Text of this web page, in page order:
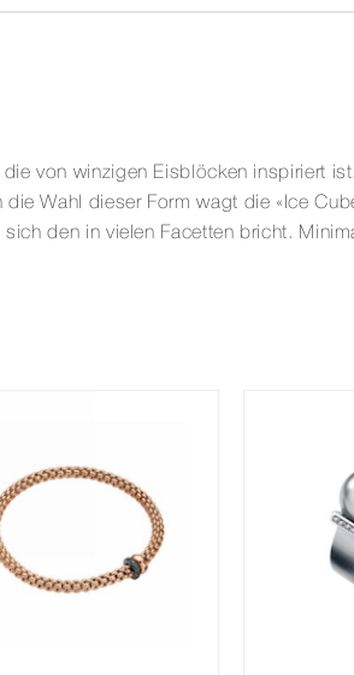
von winzigen Eisblöcken inspiriert
Wahl dieser Form wagt die «Ice
den in vielen Facetten bricht.